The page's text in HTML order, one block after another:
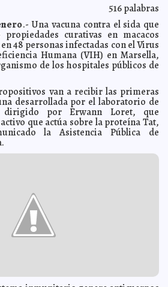
Mari Tere Menéndez
a Siria tendrá consecuencias: Irán Mari
Pemex: 25 muertos y 101 heridos A7
el edificio central de Pemex: 14 muertos
Juan López Rodríguez fomenta inclusión
presentará en Cancún Mari Tere Menéndez
la Feria del Tamal en Cancún
Lizama pide que el IFE aplique la ley
vals sobre el hielo
se reúne con ciclistas
se prepara a reformar estatutos del Partido
516palabras
.- Una vacuna contra el sida que
curativas en macacos
48 personas infectadas con el Virus
Humana (VIH) en Marsella,
de los hospitales públicos de
van a recibir las primeras
desarrollada por el laboratorio de
dirigido por Erwann Loret, que
que actúa sobre la proteína Tat,
la Asistencia Pública de